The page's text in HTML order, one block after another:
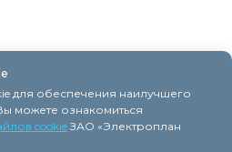
для обеспечения наилучшего
можете ознакомиться
cookieЗАО «Электроплан